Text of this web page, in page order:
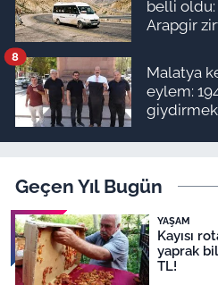
belli oldu:
Arapgir
Malatya
eylem:
8
Geçen Yıl Bugün
YAŞAM
Kayısı
yaprak
TL!